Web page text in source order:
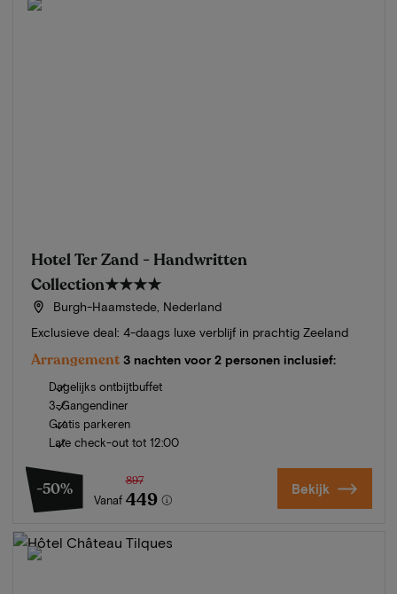
Hotel Ter Zand - Handwritten
Collection★★★★
Burgh-Haamstede, Nederland
Exclusieve deal: 4-daags luxe verblijf in prachtig Zeeland
Arrangement 3 nachten voor 2 personen inclusief:
Dagelijks ontbijtbuffet
3-Gangendiner
Gratis parkeren
Late check-out tot 12:00
-50%
Vanaf
897
449 Bekijk